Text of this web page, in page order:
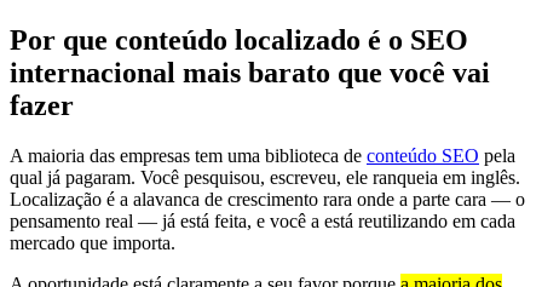
Por que conteúdo localizado é o SEO
internacional mais barato que você vai
fazer
A maioria das empresas tem uma biblioteca de conteúdo SEO pela
qual já pagaram. Você pesquisou, escreveu, ele ranqueia em inglês.
Localização é a alavanca de crescimento rara onde a parte cara — o
pensamento real — já está feita, e você a está reutilizando em cada
mercado que importa.